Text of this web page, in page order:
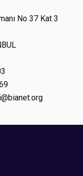
No 37 Kat 3